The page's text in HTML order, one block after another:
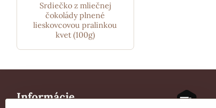
Srdiečko z mliečnej
čokolády plnené
lieskovcovou pralinkou
kvet (100g)
Informácie